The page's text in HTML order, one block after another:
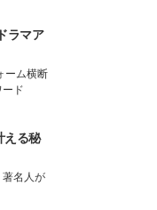
ラマア
ーム横断
ド
える秘
名人が